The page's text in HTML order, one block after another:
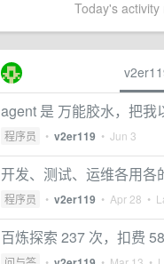
Today's activity
agent 是 万能胶水，把我
程序员 • v2er119 • Jun 3
开发、测试、运维各用各
程序员 • v2er119 • Apr 28 •
百炼探索 237 次，扣费